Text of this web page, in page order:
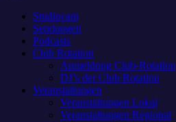
Studiocam
Sendungen
Podcasts
Club Rotation
Anmeldung Club-Rotation
DJ’s der Club Rotation
Veranstaltungen
Veranstaltungen Lokal
Veranstaltungen Regional